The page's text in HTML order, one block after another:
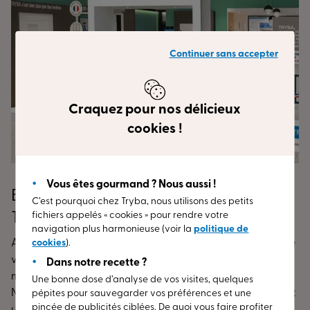
Bienvenue dans votre Espace Conseil
TRYBA NOGENT SUR MARNE
Amorcez votre désir de changement ou de rénovation de
vos menuiseries (fenêtres, porte d’entrée, volets) dès
maintenant. Allez dans l’Espace Conseil TRYBA de
NOGENT SUR MARNE (94) !Nos conseillers experts
se font
Continuer sans accepter
Craquez pour nos délicieux
cookies !
Vous êtes gourmand ? Nous aussi !
C’est pourquoi chez Tryba, nous utilisons des petits
fichiers appelés « cookies » pour rendre votre
navigation plus harmonieuse (voir lapolitique de
cookies).
Dans notre recette ?
Une bonne dose d’analyse de vos visites, quelques
pépites pour sauvegarder vos préférences et une
pincée de publicités ciblées. De quoi vous faire profiter